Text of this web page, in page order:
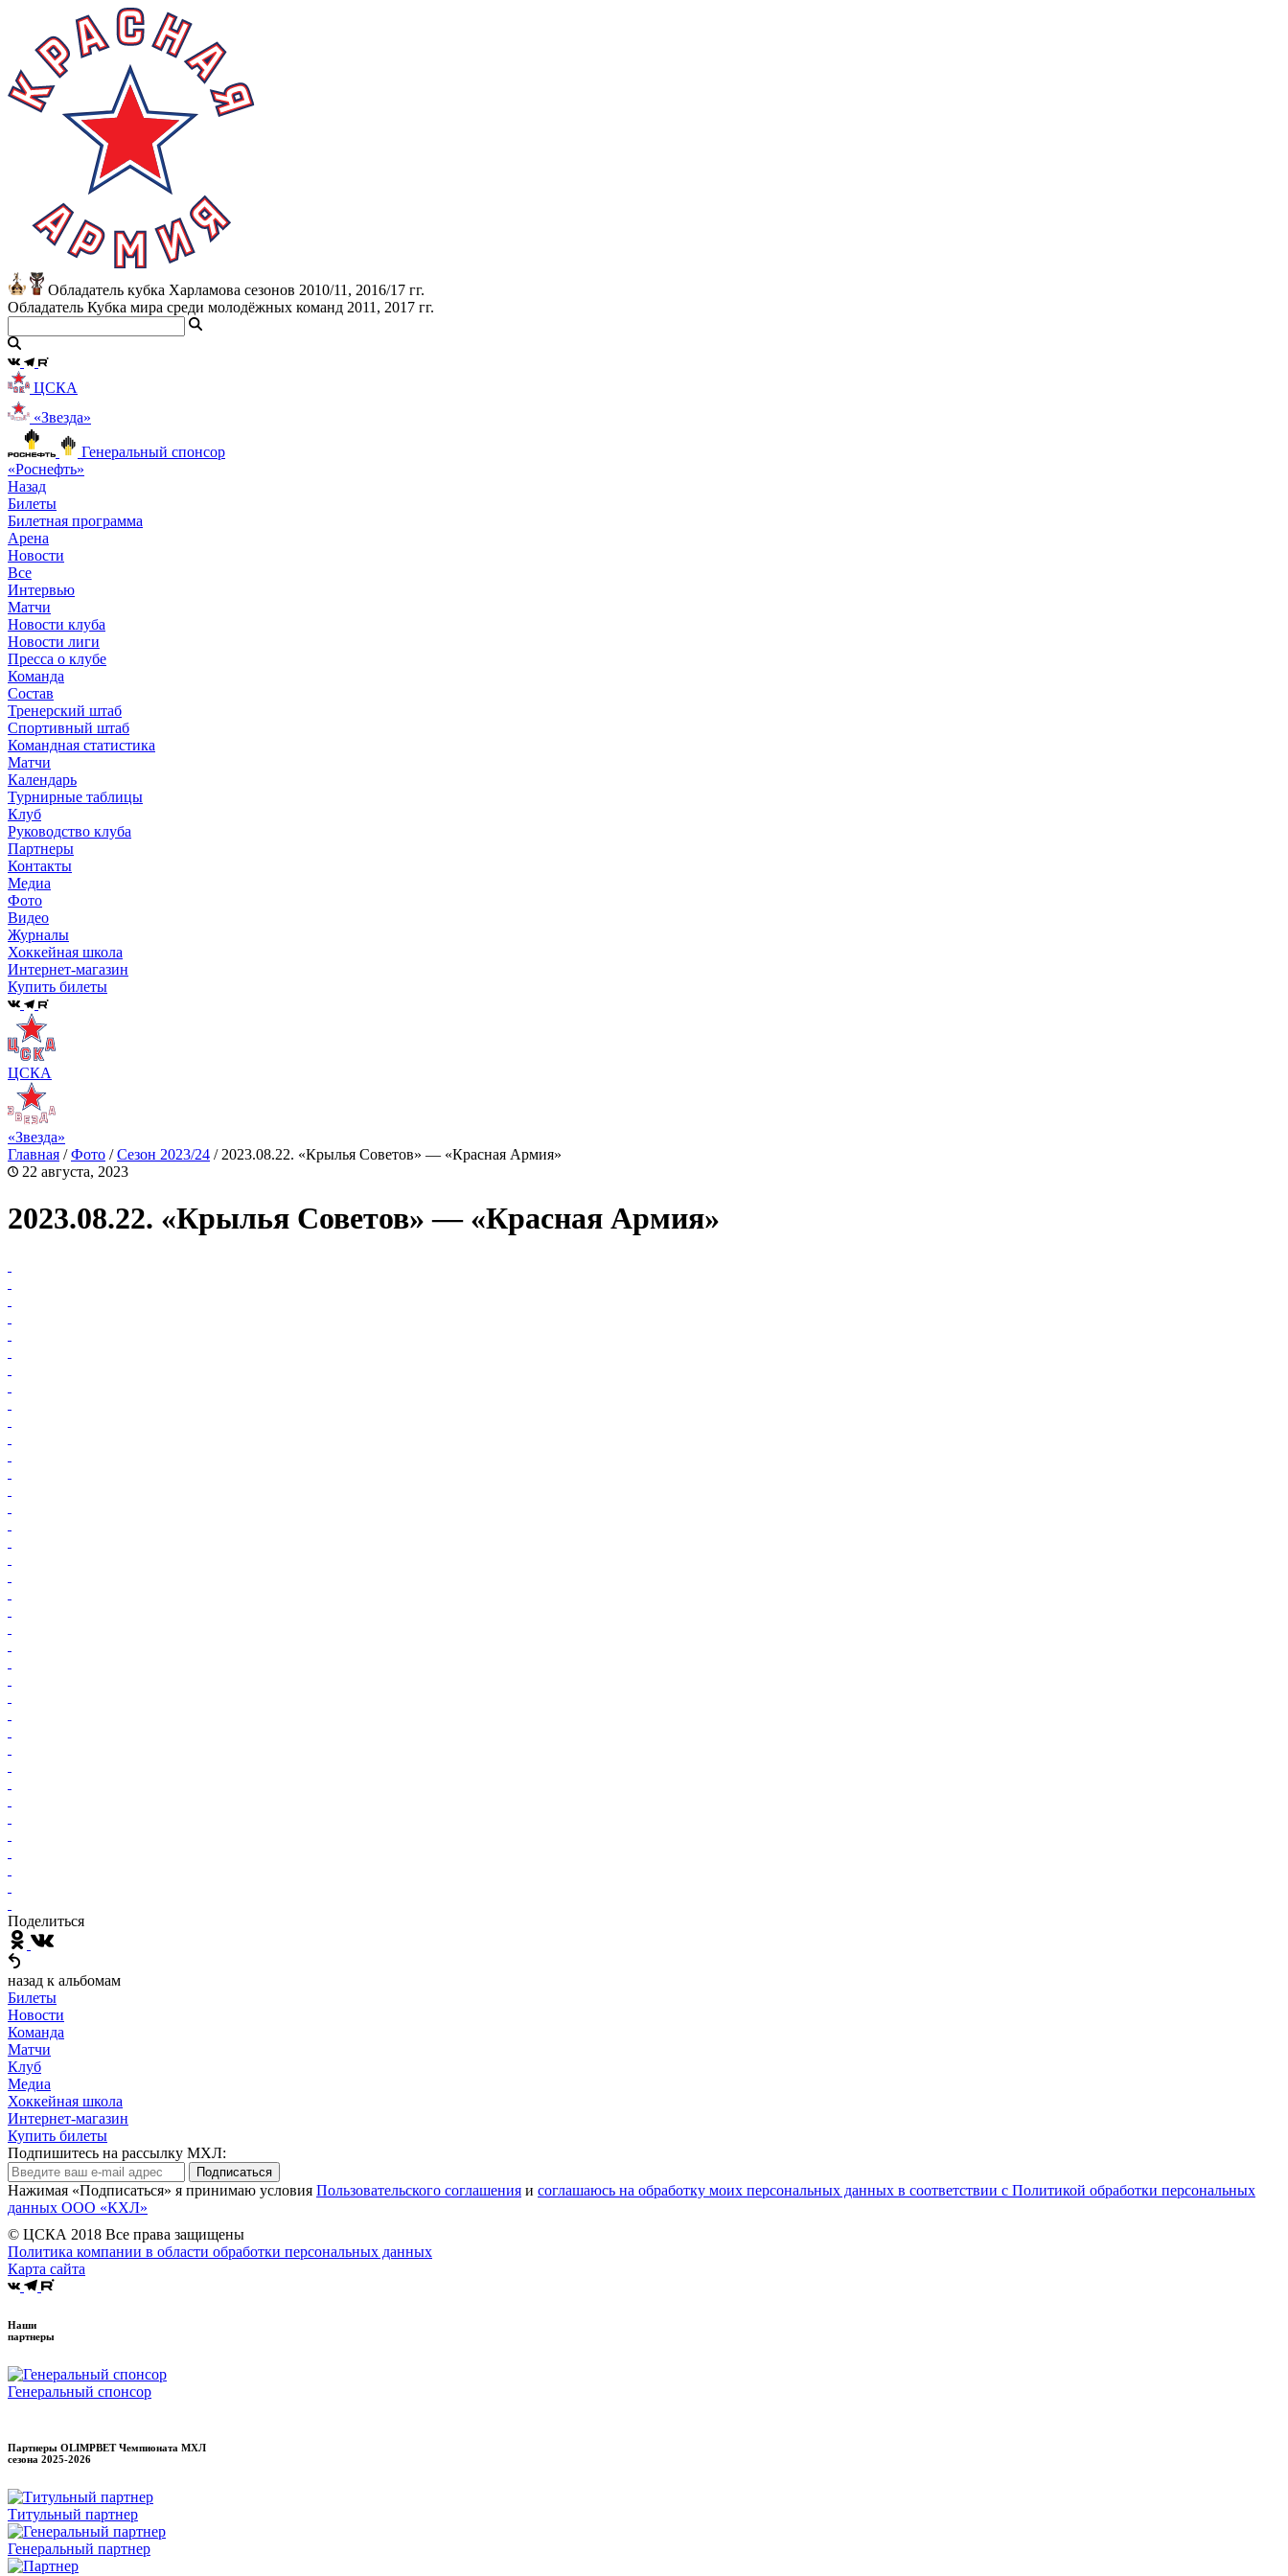
Обладатель кубка Харламова сезонов 2010/11, 2016/17 гг.
Обладатель Кубка мира среди молодёжных команд 2011, 2017 гг.
ЦСКА
«Звезда»
Генеральный спонсор
«Роснефть»
Назад
Билеты
Билетная программа
Арена
Новости
Все
Интервью
Матчи
Новости клуба
Новости лиги
Пресса о клубе
Команда
Состав
Тренерский штаб
Спортивный штаб
Командная статистика
Матчи
Календарь
Турнирные таблицы
Клуб
Руководство клуба
Партнеры
Контакты
Медиа
Фото
Видео
Журналы
Хоккейная школа
Интернет-магазин
Купить билеты
ЦСКА
«Звезда»
Главная /Фото /Сезон 2023/24 / 2023.08.22. «Крылья Советов» — «Красная Армия»
22 августа, 2023
2023.08.22. «Крылья Советов» — «Красная Армия»
Поделиться
назад к альбомам
Билеты
Новости
Команда
Матчи
Клуб
Медиа
Хоккейная школа
Интернет-магазин
Купить билеты
Подпишитесь на рассылку МХЛ:
Подписаться
Нажимая «Подписаться» я принимаю условия Пользовательского соглашения и соглашаюсь на обработку моих персональных данных в соответствии с Политикой обработки персональных
данных ООО «КХЛ»
© ЦСКА 2018 Все права защищены
Политика компании в области обработки персональных данных
Карта сайта
Наши
партнеры
Генеральный спонсор
Партнеры OLIMPBET Чемпионата МХЛ
сезона 2025-2026
Титульный партнер
Генеральный партнер